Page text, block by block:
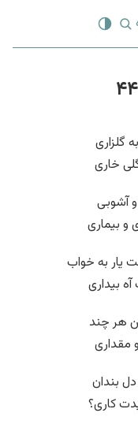
گلزاری
خاری
آشوبی
بیماری
به خواب
بیداری
هر چند
مقداری
بندان
کاری؟